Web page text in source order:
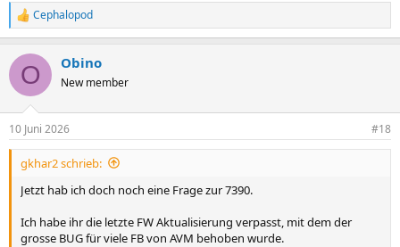
R
e
k
i
e
n
Cephalopod
O Obino
New member
10 Juni 2026 #18
gkhar2 schrieb:
Jetzt hab ich doch noch eine Frage zur 7390.
Ich habe ihr die letzte FW Aktualisierung verpasst, mit dem der
grosse BUG für viele FB von AVM behoben wurde.